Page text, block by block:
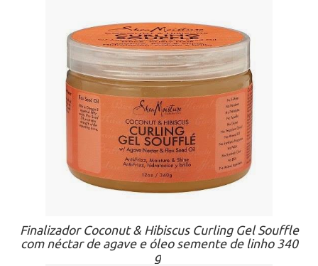
Finalizador Coconut & Hibiscus Curling Gel Souffle
com néctar de agave e óleo semente de linho 340
g